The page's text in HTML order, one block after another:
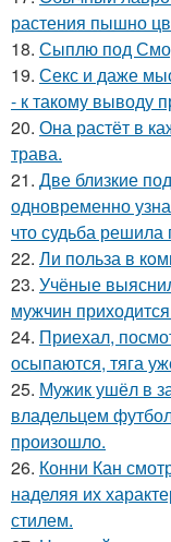
растения пышно
18. Сыплю под
19. Секс и даже
- к такому выводу
20. Она растёт в
трава.
21. Две близкие
одновременно
что судьба решила
22. Ли польза в
23. Учёные
мужчин
24. Приехал,
осыпаются, тяга
25. Мужик ушёл в
владельцем
произошло.
26. Конни Кан
наделяя их
стилем.